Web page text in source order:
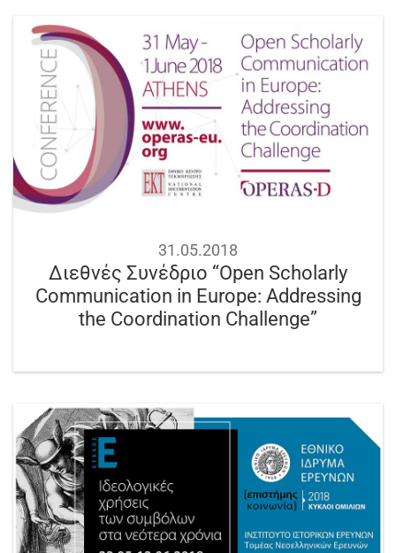
31.05.2018
Διεθνές Συνέδριο “Open Scholarly
Communication in Europe: Addressing
the Coordination Challenge”